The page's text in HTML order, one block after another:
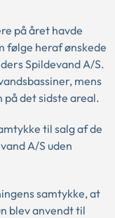
på året havde
følge heraf ønskede
Spildevand A/S.
mens
det sidste areal.
til salg af de
A/S uden
samtykke, at
blev anvendt til